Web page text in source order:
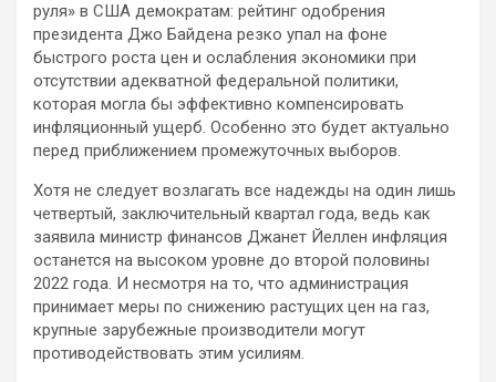
руля» в США демократам: рейтинг одобрения
президента Джо Байдена резко упал на фоне
быстрого роста цен и ослабления экономики при
отсутствии адекватной федеральной политики,
которая могла бы эффективно компенсировать
инфляционный ущерб. Особенно это будет актуально
перед приближением промежуточных выборов.
Хотя не следует возлагать все надежды на один лишь
четвертый, заключительный квартал года, ведь как
заявила министр финансов Джанет Йеллен инфляция
останется на высоком уровне до второй половины
2022 года. И несмотря на то, что администрация
принимает меры по снижению растущих цен на газ,
крупные зарубежные производители могут
противодействовать этим усилиям.